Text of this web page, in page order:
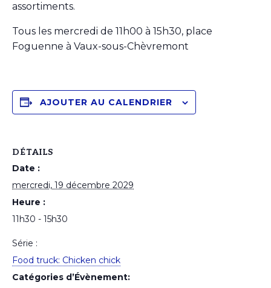
assortiments.
Tous les mercredi de 11h00 à 15h30, place
Foguenne à Vaux-sous-Chèvremont
AJOUTER AU CALENDRIER
DÉTAILS
Date :
mercredi, 19 décembre 2029
Heure :
11h30 - 15h30
Série :
Food truck: Chicken chick
Catégories d’Évènement: